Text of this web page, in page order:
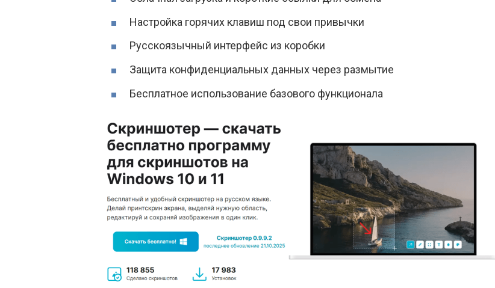
Настройка горячих клавиш под свои привычки
Русскоязычный интерфейс из коробки
Защита конфиденциальных данных через размытие
Бесплатное использование базового функционала